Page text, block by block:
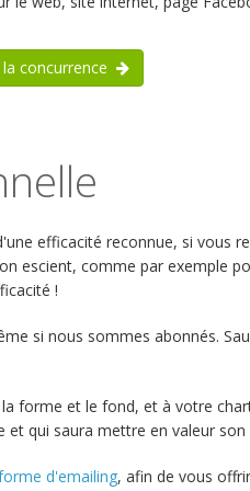
concurrence
efficacité reconnue, si vous
escient, comme par exemple
!
si nous sommes abonnés.
forme et le fond, et à votre
et qui saura mettre en valeur son
d'emailing, afin de vous